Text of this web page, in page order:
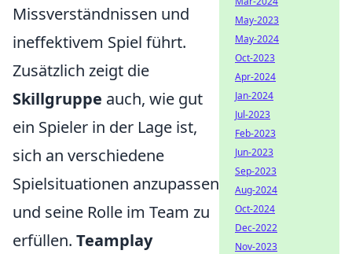
Missverständnissen und
ineffektivem Spiel führt.
Zusätzlich zeigt die
Skillgruppe auch, wie gut
ein Spieler in der Lage ist,
sich an verschiedene
Spielsituationen anzupassen
und seine Rolle im Team zu
erfüllen. Teamplay
May-2023
May-2024
Oct-2023
Apr-2024
Jan-2024
Jul-2023
Feb-2023
Jun-2023
Sep-2023
Aug-2024
Oct-2024
Dec-2022
Nov-2023